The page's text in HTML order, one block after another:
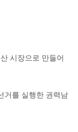
시장으로 만들어
를 실행한 권력남